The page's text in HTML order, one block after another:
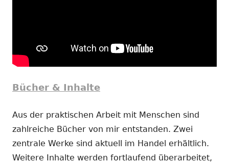
Bücher & Inhalte
Aus der praktischen Arbeit mit Menschen sind
zahlreiche Bücher von mir entstanden. Zwei
zentrale Werke sind aktuell im Handel erhältlich.
Weitere Inhalte werden fortlaufend überarbeitet,